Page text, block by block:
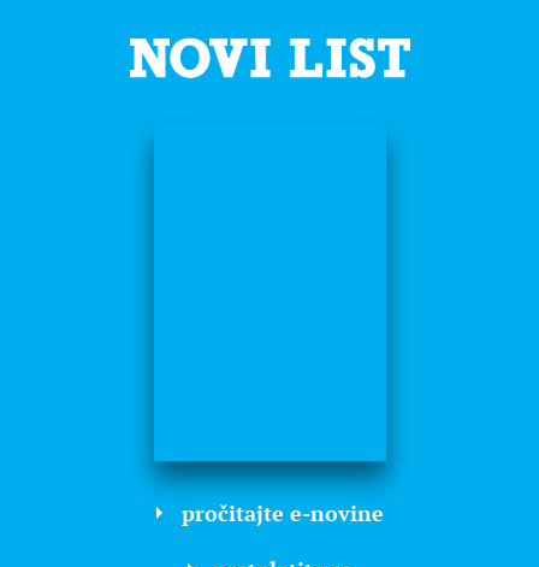
pročitajte e-novine